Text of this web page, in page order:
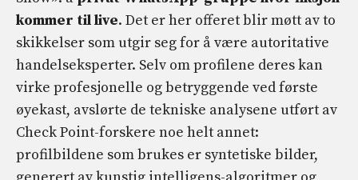
kommer til live. Det er her offeret blir møtt av to
skikkelser som utgir seg for å være autoritative
handelseksperter. Selv om profilene deres kan
virke profesjonelle og betryggende ved første
øyekast, avslørte de tekniske analysene utført av
Check Point-forskere noe helt annet:
profilbildene som brukes er syntetiske bilder,